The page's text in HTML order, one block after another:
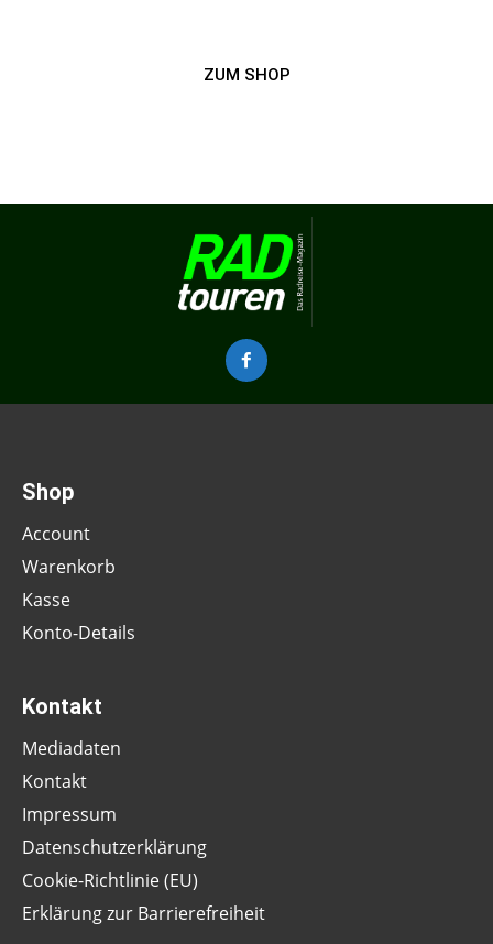
ZUM SHOP
Shop
Account
Warenkorb
Kasse
Konto-Details
Kontakt
Mediadaten
Kontakt
Impressum
Datenschutzerklärung
Cookie-Richtlinie (EU)
Erklärung zur Barrierefreiheit